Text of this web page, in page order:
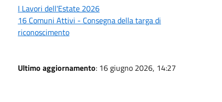
I Lavori dell'Estate 2026
16 Comuni Attivi - Consegna della targa di
riconoscimento
Ultimo aggiornamento: 16 giugno 2026, 14:27